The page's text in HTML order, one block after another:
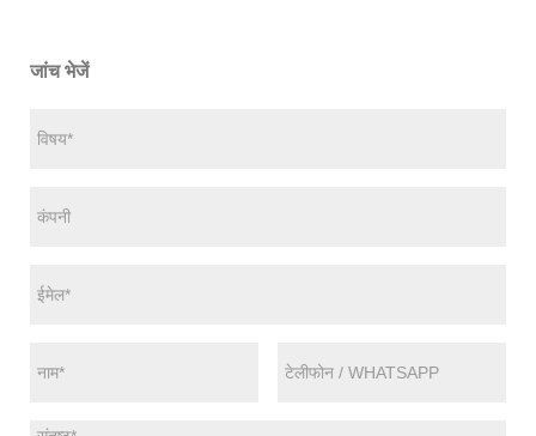
जांच भेजें